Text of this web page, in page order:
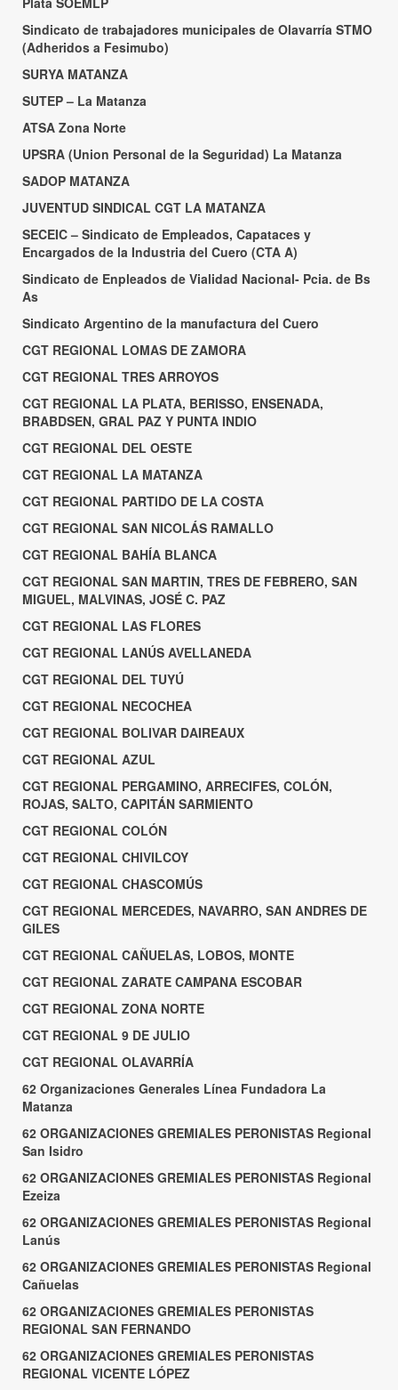
Sindicato de trabajadores municipales de Olavarría STMO
(Adheridos a Fesimubo)
SURYA MATANZA
SUTEP – La Matanza
ATSA Zona Norte
UPSRA (Union Personal de la Seguridad) La Matanza
SADOP MATANZA
JUVENTUD SINDICAL CGT LA MATANZA
SECEIC – Sindicato de Empleados, Capataces y
Encargados de la Industria del Cuero (CTA A)
Sindicato de Enpleados de Vialidad Nacional- Pcia. de Bs
As
Sindicato Argentino de la manufactura del Cuero
CGT REGIONAL LOMAS DE ZAMORA
CGT REGIONAL TRES ARROYOS
CGT REGIONAL LA PLATA, BERISSO, ENSENADA,
BRABDSEN, GRAL PAZ Y PUNTA INDIO
CGT REGIONAL DEL OESTE
CGT REGIONAL LA MATANZA
CGT REGIONAL PARTIDO DE LA COSTA
CGT REGIONAL SAN NICOLÁS RAMALLO
CGT REGIONAL BAHÍA BLANCA
CGT REGIONAL SAN MARTIN, TRES DE FEBRERO, SAN
MIGUEL, MALVINAS, JOSÉ C. PAZ
CGT REGIONAL LAS FLORES
CGT REGIONAL LANÚS AVELLANEDA
CGT REGIONAL DEL TUYÚ
CGT REGIONAL NECOCHEA
CGT REGIONAL BOLIVAR DAIREAUX
CGT REGIONAL AZUL
CGT REGIONAL PERGAMINO, ARRECIFES, COLÓN,
ROJAS, SALTO, CAPITÁN SARMIENTO
CGT REGIONAL COLÓN
CGT REGIONAL CHIVILCOY
CGT REGIONAL CHASCOMÚS
CGT REGIONAL MERCEDES, NAVARRO, SAN ANDRES DE
GILES
CGT REGIONAL CAÑUELAS, LOBOS, MONTE
CGT REGIONAL ZARATE CAMPANA ESCOBAR
CGT REGIONAL ZONA NORTE
CGT REGIONAL 9 DE JULIO
CGT REGIONAL OLAVARRÍA
62 Organizaciones Generales Línea Fundadora La
Matanza
62 ORGANIZACIONES GREMIALES PERONISTAS Regional
San Isidro
62 ORGANIZACIONES GREMIALES PERONISTAS Regional
Ezeiza
62 ORGANIZACIONES GREMIALES PERONISTAS Regional
Lanús
62 ORGANIZACIONES GREMIALES PERONISTAS Regional
Cañuelas
62 ORGANIZACIONES GREMIALES PERONISTAS
REGIONAL SAN FERNANDO
62 ORGANIZACIONES GREMIALES PERONISTAS
REGIONAL VICENTE LÓPEZ